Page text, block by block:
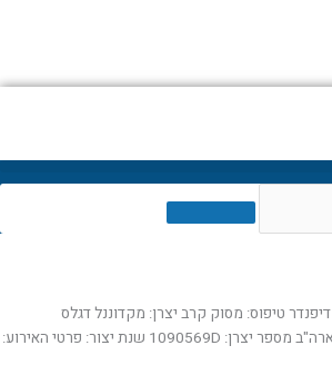
פרטי המסוק: דגם: 500MD דיפנדר טיפוס: מסוק קרב יצרן: מקדוננל דגלס
הליקופטרס, מסה, אריזונה, ארה"ב מספר יצרן: 1090569D שנת יצור: פרטי האירוע: